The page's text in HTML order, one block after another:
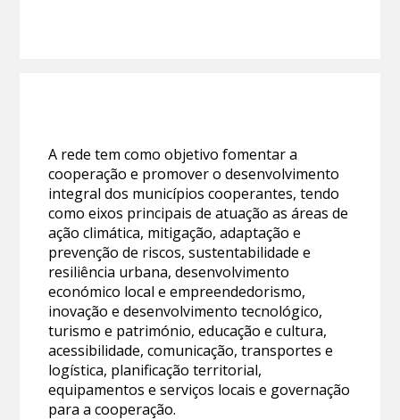
A rede tem como objetivo fomentar a
cooperação e promover o desenvolvimento
integral dos municípios cooperantes, tendo
como eixos principais de atuação as áreas de
ação climática, mitigação, adaptação e
prevenção de riscos, sustentabilidade e
resiliência urbana, desenvolvimento
económico local e empreendedorismo,
inovação e desenvolvimento tecnológico,
turismo e património, educação e cultura,
acessibilidade, comunicação, transportes e
logística, planificação territorial,
equipamentos e serviços locais e governação
para a cooperação.